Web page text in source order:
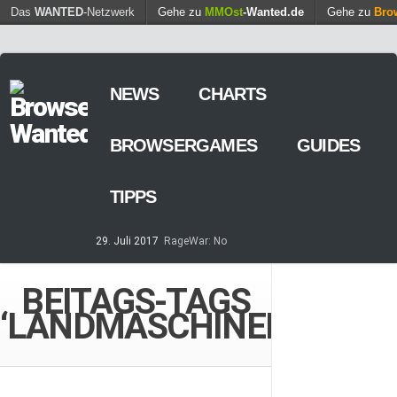
Das WANTED-Netzwerk Gehe zu MMOst-Wanted.de Gehe zu
NEWS CHARTS
BROWSERGAMES GUIDES
TIPPS
29. Juli 2017
RageWar: No
Games – so geht’s
7. März 2017 Casino-Spiele
am Browser – kostenlos und
BEITAGS-TAGS
‘LANDMASCHINEN’
Find out more. Okay, thanks